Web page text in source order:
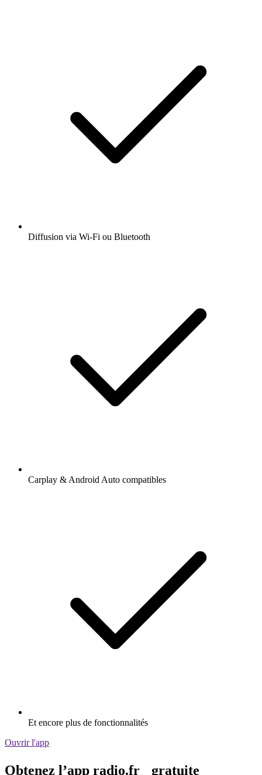
Diffusion via Wi-Fi ou Bluetooth
Carplay & Android Auto compatibles
Et encore plus de fonctionnalités
Ouvrir l'app
Obtenez l’app radio.fr gratuite